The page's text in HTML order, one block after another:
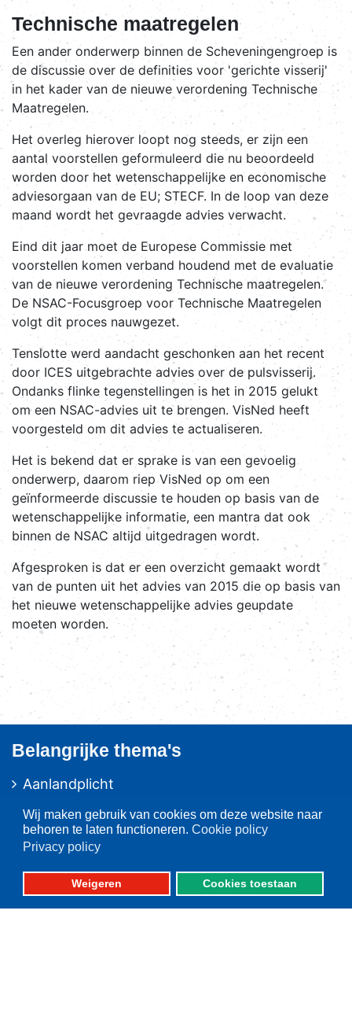
Wij maken gebruik van cookies om deze website naar
behoren te laten functioneren. Cookie policy
Privacy policy
Weigeren Cookies toestaan
Technische maatregelen
Een ander onderwerp binnen de Scheveningengroep is
de discussie over de definities voor 'gerichte visserij'
in het kader van de nieuwe verordening Technische
Maatregelen.
Het overleg hierover loopt nog steeds, er zijn een
aantal voorstellen geformuleerd die nu beoordeeld
worden door het wetenschappelijke en economische
adviesorgaan van de EU; STECF. In de loop van deze
maand wordt het gevraagde advies verwacht.
Eind dit jaar moet de Europese Commissie met
voorstellen komen verband houdend met de evaluatie
van de nieuwe verordening Technische maatregelen.
De NSAC-Focusgroep voor Technische Maatregelen
volgt dit proces nauwgezet.
Tenslotte werd aandacht geschonken aan het recent
door ICES uitgebrachte advies over de pulsvisserij.
Ondanks flinke tegenstellingen is het in 2015 gelukt
om een NSAC-advies uit te brengen. VisNed heeft
voorgesteld om dit advies te actualiseren.
Het is bekend dat er sprake is van een gevoelig
onderwerp, daarom riep VisNed op om een
geïnformeerde discussie te houden op basis van de
wetenschappelijke informatie, een mantra dat ook
binnen de NSAC altijd uitgedragen wordt.
Afgesproken is dat er een overzicht gemaakt wordt
van de punten uit het advies van 2015 die op basis van
het nieuwe wetenschappelijke advies geupdate
moeten worden.
Belangrijke thema's
Aanlandplicht
Brexit
Ruimtelijke ordening
Duurzaamheid
Pulsvisserij
Innovatie